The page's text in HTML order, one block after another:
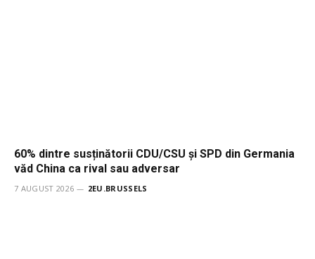
60% dintre susținătorii CDU/CSU și SPD din Germania
văd China ca rival sau adversar
7 AUGUST 2026 2EU.BRUSSELS